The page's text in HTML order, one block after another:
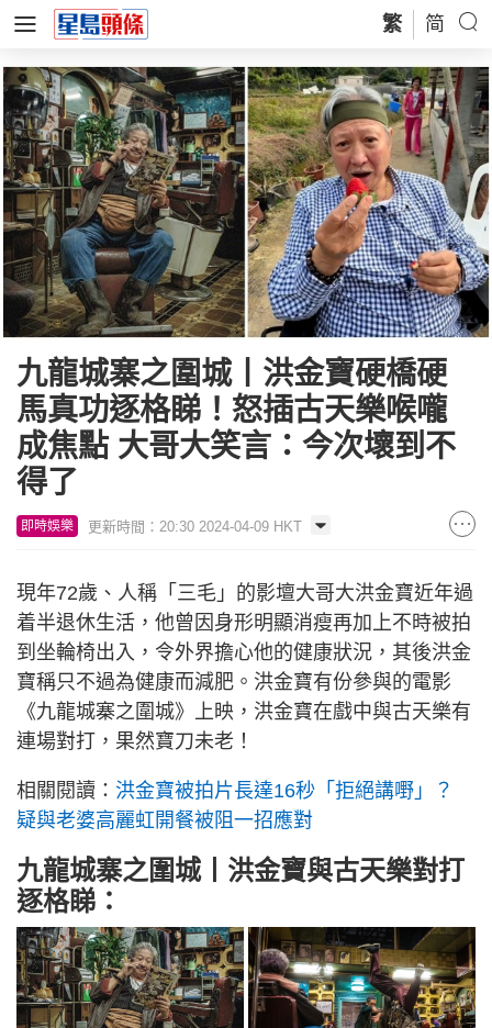
繁 简
九龍城寨之圍城丨洪金寶硬橋硬
馬真功逐格睇！怒插古天樂喉嚨
成焦點 大哥大笑言：今次壞到不
得了
即時娛樂 更新時間：20:30 2024-04-09 HKT
現年72歲、人稱「三毛」的影壇大哥大洪金寶近年過
着半退休生活，他曾因身形明顯消瘦再加上不時被拍
到坐輪椅出入，令外界擔心他的健康狀況，其後洪金
寶稱只不過為健康而減肥。洪金寶有份參與的電影
《九龍城寨之圍城》上映，洪金寶在戲中與古天樂有
連場對打，果然寶刀未老！
相關閱讀： 洪金寶被拍片長達16秒「拒絕講嘢」？
疑與老婆高麗虹開餐被阻一招應對
九龍城寨之圍城丨洪金寶與古天樂對打
逐格睇：